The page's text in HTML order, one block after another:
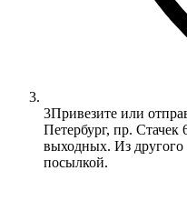
3Привезите или
Петербург, пр. Стачек
выходных. Из другого
посылкой.